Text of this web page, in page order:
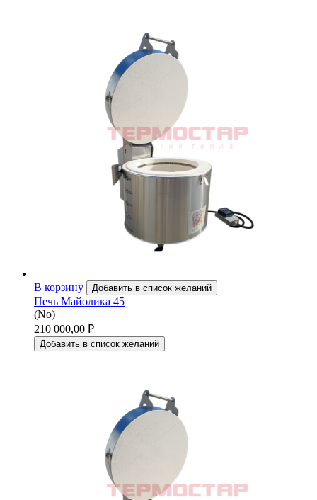
В корзину Добавить в список желаний
Печь Майолика 45
(No)
210 000,00 ₽
Добавить в список желаний